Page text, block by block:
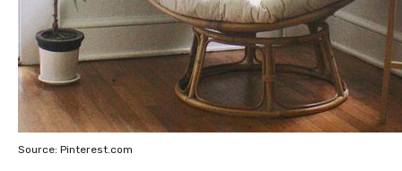
Source: Pinterest.com